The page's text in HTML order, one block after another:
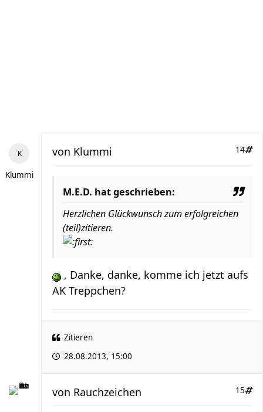
Klummi
14
von Klummi
M.E.D. hat geschrieben:
Herzlichen Glückwunsch zum erfolgreichen
(teil)zitieren.
, Danke, danke, komme ich jetzt aufs
AK Treppchen?
Zitieren
28.08.2013, 15:00
15
von Rauchzeichen